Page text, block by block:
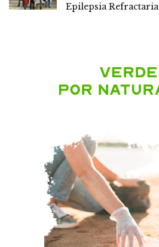
Epilepsia Refractaria